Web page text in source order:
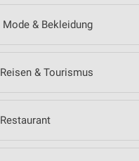
Mode & Bekleidung
Reisen & Tourismus
Restaurant